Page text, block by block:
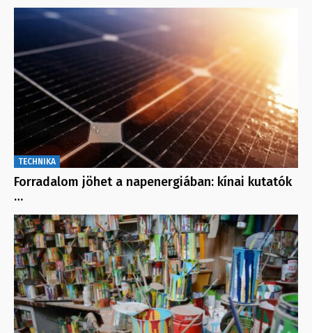
TECHNIKA
Forradalom jöhet a napenergiában: kínai kutatók
…